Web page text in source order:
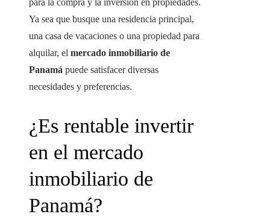
para la compra y la inversión en propiedades.
Ya sea que busque una residencia principal,
una casa de vacaciones o una propiedad para
alquilar, el mercado inmobiliario de
Panamá puede satisfacer diversas
necesidades y preferencias.
¿Es rentable invertir
en el mercado
inmobiliario de
Panamá?